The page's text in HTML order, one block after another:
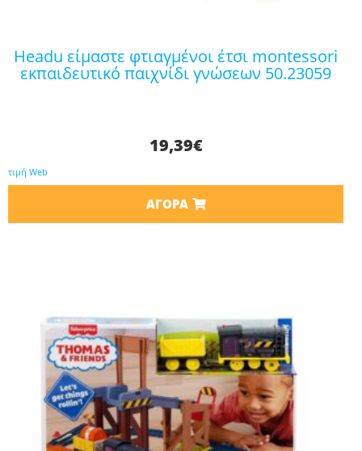
headu είμαστε φτιαγμένοι έτσι montessori
εκπαιδευτικό παιχνίδι γνώσεων 50.23059
19,39€
τιμή Web
ΑΓΟΡΆ